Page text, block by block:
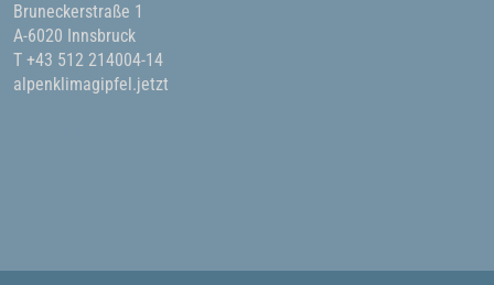
Bruneckerstraße 1
A-6020 Innsbruck
T +43 512 214004-14
alpenklimagipfel.jetzt